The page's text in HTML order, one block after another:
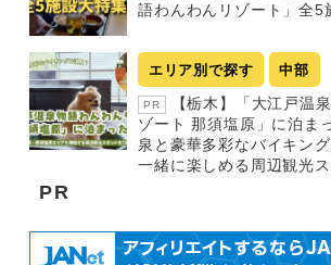
語わんわんリゾート」全5
エリア別で探す 中部
PR
【栃木】「大江戸温
ゾート 那須塩原」に泊ま
泉と豪華多彩なバイキン
一緒に楽しめる周辺観光
PR